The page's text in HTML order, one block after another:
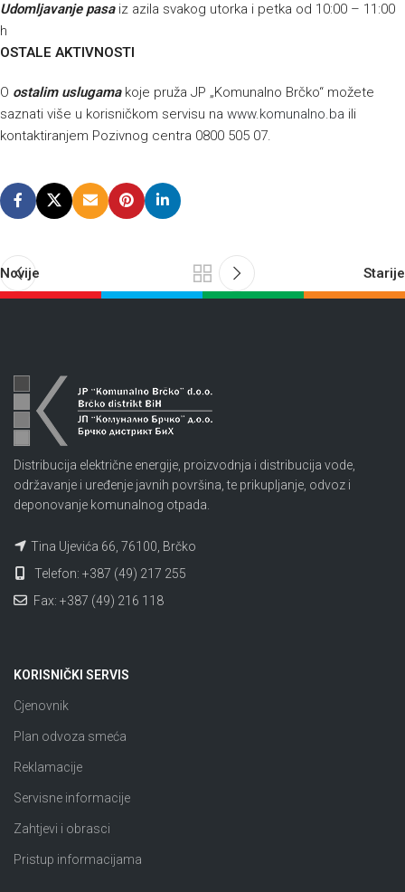
Udomljavanje pasaiz azila svakog utorka i petka od 10:00 – 11:00
h
OSTALE AKTIVNOSTI
O ostalim uslugamakoje pruža JP „Komunalno Brčko“ možete
saznati više u korisničkom servisu na www.komunalno.ba ili
kontaktiranjem Pozivnog centra 0800 505 07.
Novije Starije
Distribucija električne energije, proizvodnja i distribucija vode,
održavanje i uređenje javnih površina, te prikupljanje, odvoz i
deponovanje komunalnog otpada.
Tina Ujevića 66, 76100, Brčko
Telefon: +387 (49) 217 255
Fax: +387 (49) 216 118
KORISNIČKI SERVIS
Cjenovnik
Plan odvoza smeća
Reklamacije
Servisne informacije
Zahtjevi i obrasci
Pristup informacijama